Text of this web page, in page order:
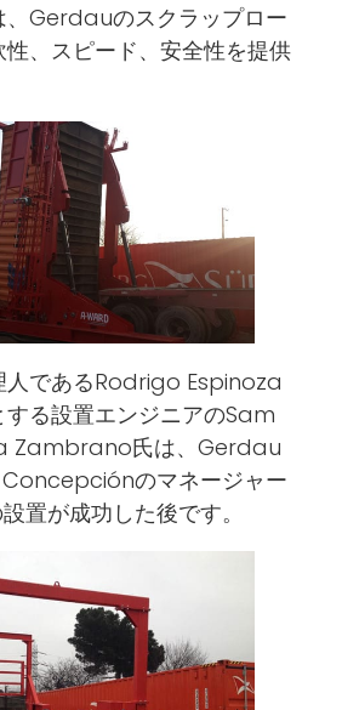
Gerdauのスクラップロー
、スピード、安全性を提供
であるRodrigo Espinoza
る設置エンジニアのSam
Zambrano氏は、Gerdau
のマネージャー
置が成功した後です。